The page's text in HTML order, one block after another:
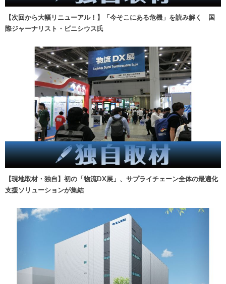
【次回から大幅リニューアル！】「今そこにある危機」を読み解く 国
際ジャーナリスト・ビニシウス氏
【現地取材・独自】初の「物流DX展」、サプライチェーン全体の最適化
支援ソリューションが集結